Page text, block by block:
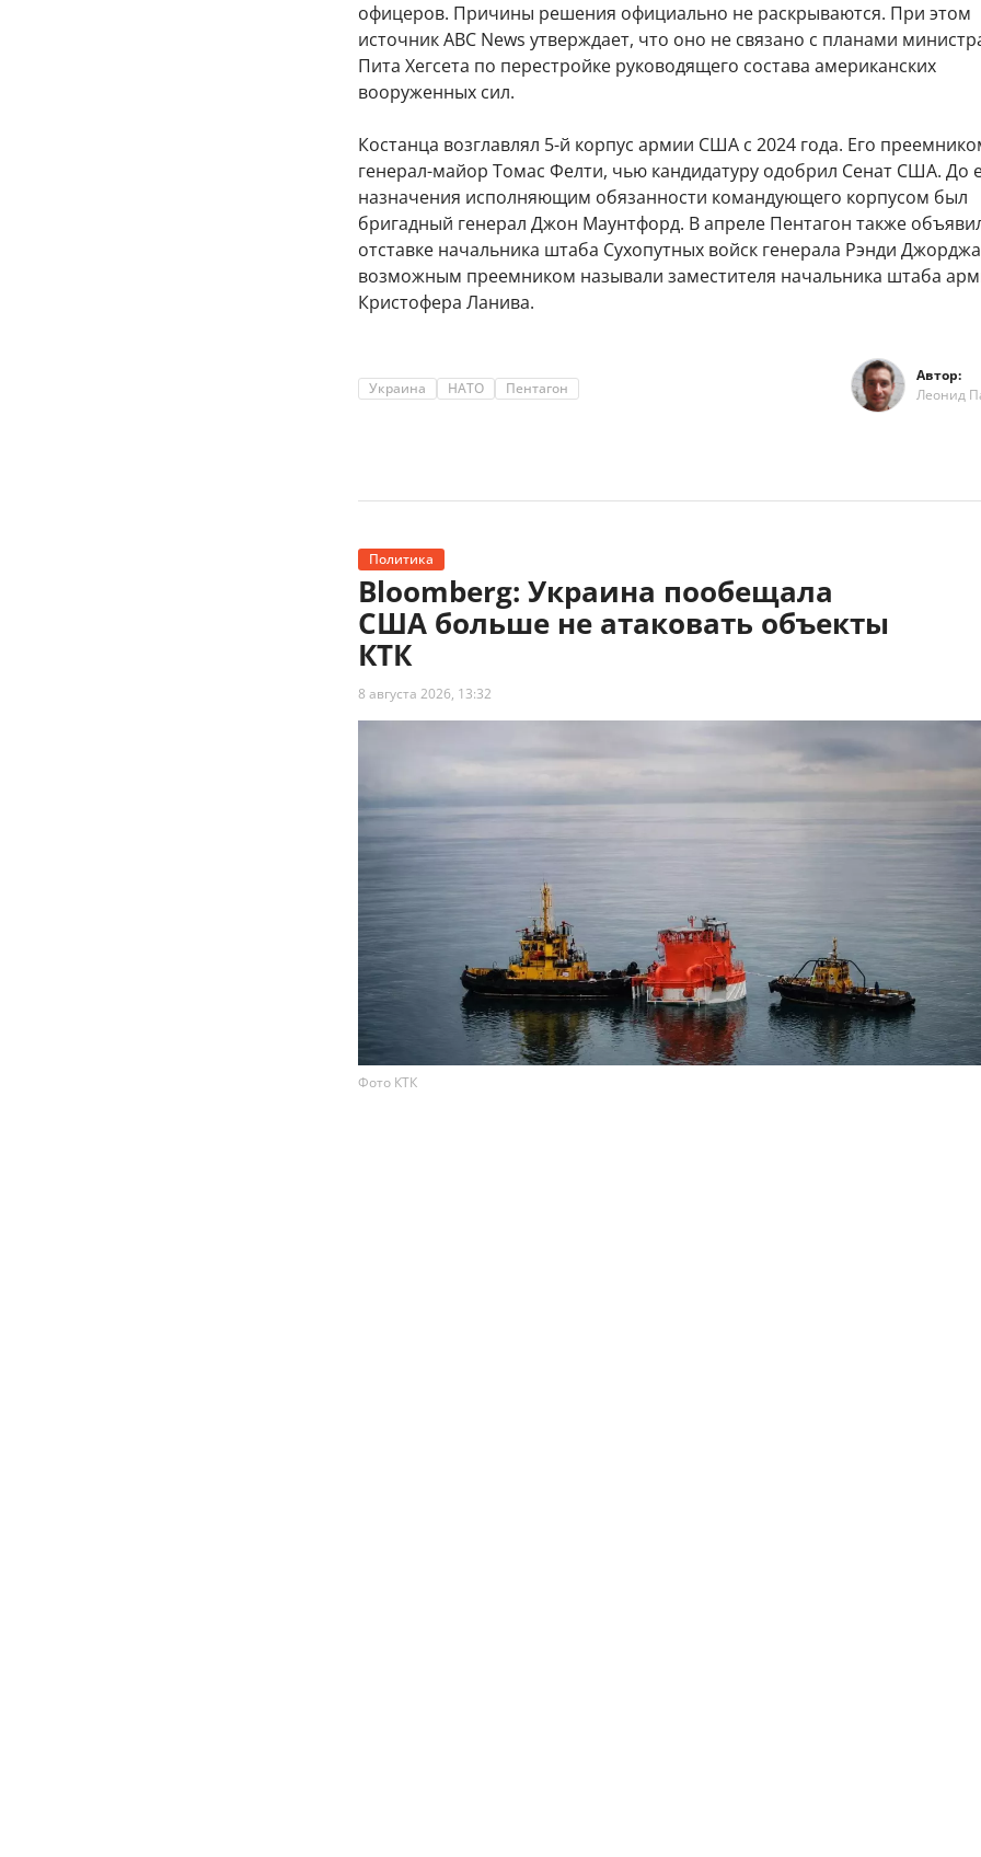
офицеров. Причины решения официально не раскрываются. При этом
источник ABC News утверждает, что оно не связано с планами
Пита Хегсета по перестройке руководящего состава американских
вооруженных сил.
Костанца возглавлял 5-й корпус армии США с 2024 года. Его
генерал-майор Томас Фелти, чью кандидатуру одобрил Сенат США. До
назначения исполняющим обязанности командующего корпусом был
бригадный генерал Джон Маунтфорд. В апреле Пентагон также
отставке начальника штаба Сухопутных войск генерала Рэнди
возможным преемником называли заместителя начальника штаба
Кристофера Ланива.
Украина НАТО Пентагон
Автор:
Леонид
Политика
Bloomberg: Украина пообещала
США больше не атаковать объекты
КТК
8 августа 2026, 13:32
Фото КТК